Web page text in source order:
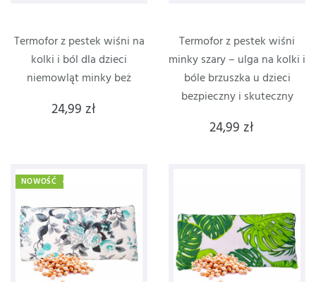
Termofor z pestek wiśni na
kolki i ból dla dzieci
niemowląt minky beż
24,99 zł
Termofor z pestek wiśni
minky szary – ulga na kolki i
bóle brzuszka u dzieci
bezpieczny i skuteczny
24,99 zł
NOWOŚĆ